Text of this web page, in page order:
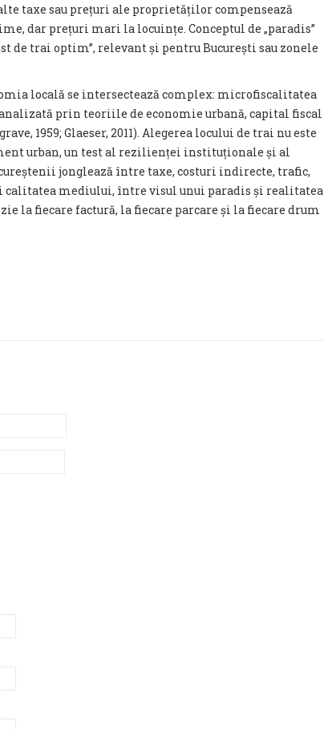
taxe sau prețuri ale proprietăților compensează
dar prețuri mari la locuințe. Conceptul de „paradis”
de trai optim”, relevant și pentru București sau zonele
locală se intersectează complex: microfiscalitatea
prin teoriile de economie urbană, capital fiscal
1959; Glaeser, 2011). Alegerea locului de trai nu este
urban, un test al rezilienței instituționale și al
jonglează între taxe, costuri indirecte, trafic,
mediului, între visul unui paradis și realitatea
la fiecare factură, la fiecare parcare și la fiecare drum